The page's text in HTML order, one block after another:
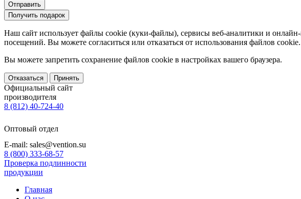
Отправить
Получить подарок
Наш сайт использует файлы cookie (куки-файлы), сервисы веб-аналитики и онлайн-
посещений. Вы можете согласиться или отказаться от использования файлов сookie.
Вы можете запретить сохранение файлов сookie в настройках вашего браузера.
Отказаться Принять
Официальный сайт
производителя
8 (812) 40-724-40
Оптовый отдел
E-mail: sales@vention.su
8 (800) 333-68-57
Проверка подлинности
продукции
Главная